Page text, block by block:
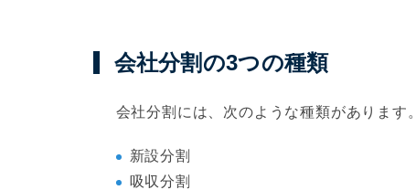
会社分割の3つの種類
会社分割には、次のような種類があります。
新設分割
吸収分割